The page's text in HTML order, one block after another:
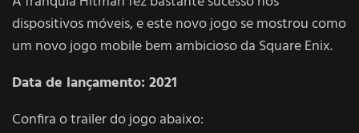
dispositivos móveis, e este novo jogo se mostrou como
um novo jogo mobile bem ambicioso da Square Enix.
Data de lançamento: 2021
Confira o trailer do jogo abaixo: